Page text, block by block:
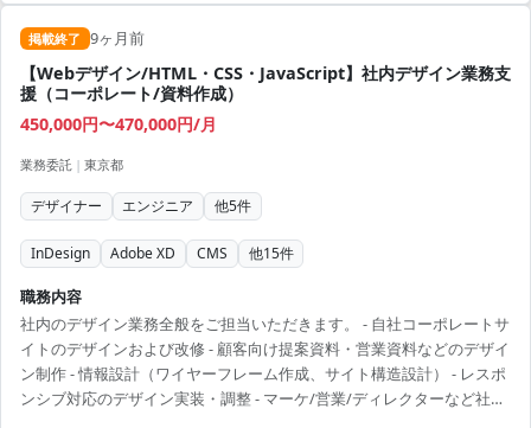
掲載終了 9ヶ月前
【Webデザイン/HTML・CSS・JavaScript】社内デザイン業務支
援（コーポレート/資料作成）
450,000円〜470,000円/月
業務委託 | 東京都
デザイナー エンジニア 他5件
InDesign Adobe XD CMS 他15件
職務内容
社内のデザイン業務全般をご担当いただきます。 - 自社コーポレートサ
イトのデザインおよび改修 - 顧客向け提案資料・営業資料などのデザイ
ン制作 - 情報設計（ワイヤーフレーム作成、サイト構造設計） - レスポ
ンシブ対応のデザイン実装・調整 - マーケ/営業/ディレクターなど社内